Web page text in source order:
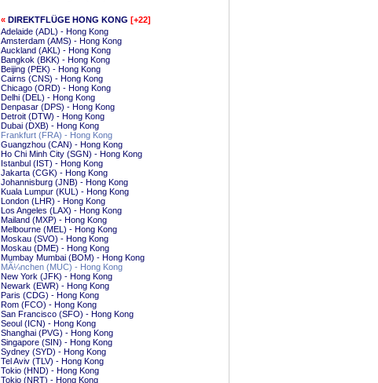
« DIREKTFLÜGE HONG KONG [+22]
Adelaide (ADL) - Hong Kong
Amsterdam (AMS) - Hong Kong
Auckland (AKL) - Hong Kong
Bangkok (BKK) - Hong Kong
Beijing (PEK) - Hong Kong
Cairns (CNS) - Hong Kong
Chicago (ORD) - Hong Kong
Delhi (DEL) - Hong Kong
Denpasar (DPS) - Hong Kong
Detroit (DTW) - Hong Kong
Dubai (DXB) - Hong Kong
Frankfurt (FRA) - Hong Kong
Guangzhou (CAN) - Hong Kong
Ho Chi Minh City (SGN) - Hong Kong
Istanbul (IST) - Hong Kong
Jakarta (CGK) - Hong Kong
Johannisburg (JNB) - Hong Kong
Kuala Lumpur (KUL) - Hong Kong
London (LHR) - Hong Kong
Los Angeles (LAX) - Hong Kong
Mailand (MXP) - Hong Kong
Melbourne (MEL) - Hong Kong
Moskau (SVO) - Hong Kong
Moskau (DME) - Hong Kong
Mumbay Mumbai (BOM) - Hong Kong
MÃ¼nchen (MUC) - Hong Kong
New York (JFK) - Hong Kong
Newark (EWR) - Hong Kong
Paris (CDG) - Hong Kong
Rom (FCO) - Hong Kong
San Francisco (SFO) - Hong Kong
Seoul (ICN) - Hong Kong
Shanghai (PVG) - Hong Kong
Singapore (SIN) - Hong Kong
Sydney (SYD) - Hong Kong
Tel Aviv (TLV) - Hong Kong
Tokio (HND) - Hong Kong
Tokio (NRT) - Hong Kong